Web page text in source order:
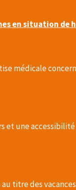
en situation de
médicale
et une
titre des